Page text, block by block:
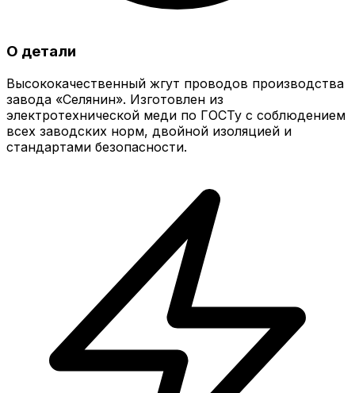
О детали
Высококачественный жгут проводов производства
завода «Селянин». Изготовлен из
электротехнической меди по ГОСТу с соблюдением
всех заводских норм, двойной изоляцией и
стандартами безопасности.